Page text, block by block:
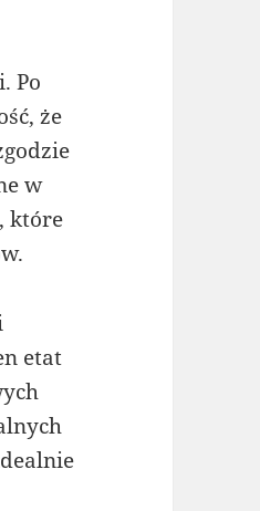
Po
że
w
które
etat